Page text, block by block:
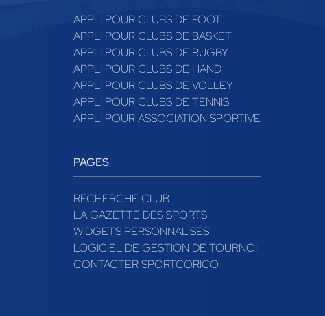
APPLI POUR CLUBS DE FOOT
APPLI POUR CLUBS DE BASKET
APPLI POUR CLUBS DE RUGBY
APPLI POUR CLUBS DE HAND
APPLI POUR CLUBS DE VOLLEY
APPLI POUR CLUBS DE TENNIS
APPLI POUR ASSOCIATION SPORTIVE
PAGES
RECHERCHE CLUB
LA GAZETTE DES SPORTS
WIDGETS PERSONNALISÉS
LOGICIEL DE GESTION DE TOURNOI
CONTACTER SPORTCORICO